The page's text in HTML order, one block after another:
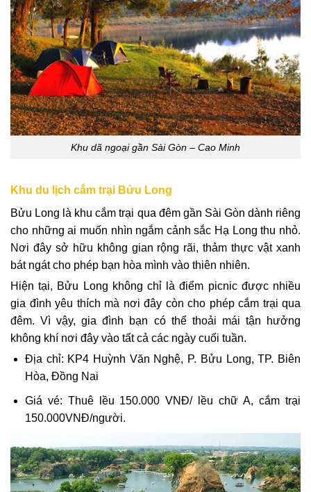
Khu dã ngoại gần Sài Gòn – Cao Minh
Khu du lịch cắm trại Bửu Long
Bửu Long là khu cắm trại qua đêm gần Sài Gòn dành riêng
cho những ai muốn nhìn ngắm cảnh sắc Hạ Long thu nhỏ.
Nơi đây sở hữu không gian rộng rãi, thảm thực vật xanh
bát ngát cho phép bạn hòa mình vào thiên nhiên.
Hiện tại, Bửu Long không chỉ là điểm picnic được nhiều
gia đình yêu thích mà nơi đây còn cho phép cắm trại qua
đêm. Vì vậy, gia đình bạn có thể thoải mái tận hưởng
không khí nơi đây vào tất cả các ngày cuối tuần.
Địa chỉ: KP4 Huỳnh Văn Nghệ, P. Bửu Long, TP. Biên
Hòa, Đồng Nai
Giá vé: Thuê lều 150.000 VNĐ/ lều chữ A, cắm trại
150.000VNĐ/người.